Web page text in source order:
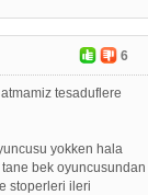
6
tesaduflere
yokken hala
bek oyuncusundan
stoperleri ileri